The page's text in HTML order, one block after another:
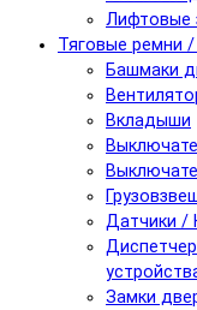
Лифтовые
Тяговые ремни
Башмаки
Вкладыши
Датчики /
Замки